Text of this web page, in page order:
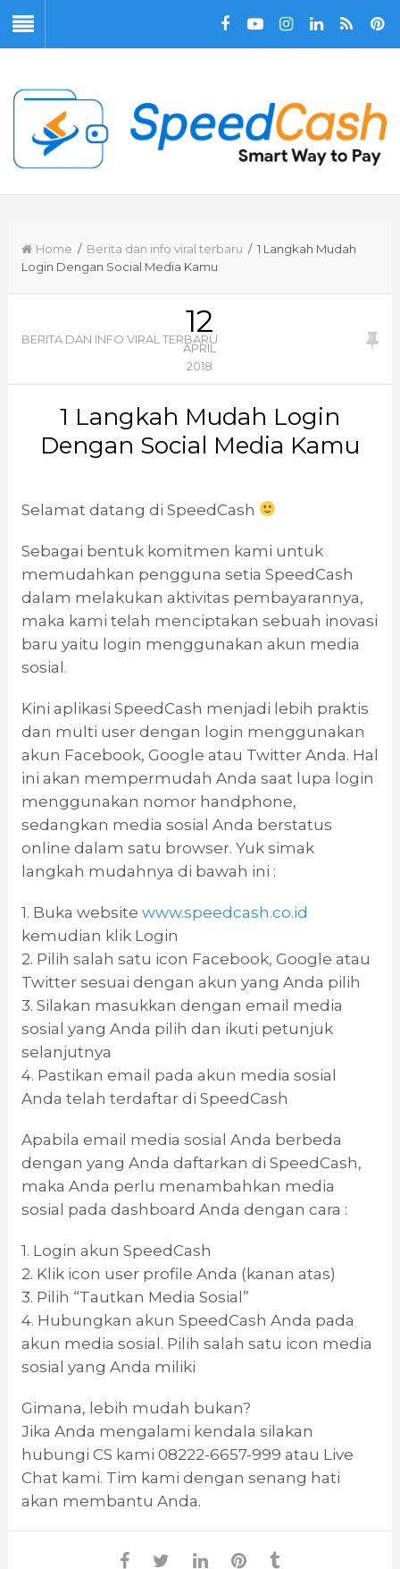
Home / Berita dan info viral terbaru / 1 Langkah Mudah
Login Dengan Social Media Kamu
12
APRIL
2018
BERITA DAN INFO VIRAL TERBARU
1 Langkah Mudah Login
Dengan Social Media Kamu
Selamat datang di SpeedCash
Sebagai bentuk komitmen kami untuk
memudahkan pengguna setia SpeedCash
dalam melakukan aktivitas pembayarannya,
maka kami telah menciptakan sebuah inovasi
baru yaitu login menggunakan akun media
sosial.
Kini aplikasi SpeedCash menjadi lebih praktis
dan multi user dengan login menggunakan
akun Facebook, Google atau Twitter Anda. Hal
ini akan mempermudah Anda saat lupa login
menggunakan nomor handphone,
sedangkan media sosial Anda berstatus
online dalam satu browser. Yuk simak
langkah mudahnya di bawah ini :
1. Buka website www.speedcash.co.id
kemudian klik Login
2. Pilih salah satu icon Facebook, Google atau
Twitter sesuai dengan akun yang Anda pilih
3. Silakan masukkan dengan email media
sosial yang Anda pilih dan ikuti petunjuk
selanjutnya
4. Pastikan email pada akun media sosial
Anda telah terdaftar di SpeedCash
Apabila email media sosial Anda berbeda
dengan yang Anda daftarkan di SpeedCash,
maka Anda perlu menambahkan media
sosial pada dashboard Anda dengan cara :
1. Login akun SpeedCash
2. Klik icon user profile Anda (kanan atas)
3. Pilih “Tautkan Media Sosial”
4. Hubungkan akun SpeedCash Anda pada
akun media sosial. Pilih salah satu icon media
sosial yang Anda miliki
Gimana, lebih mudah bukan?
Jika Anda mengalami kendala silakan
hubungi CS kami 08222-6657-999 atau Live
Chat kami. Tim kami dengan senang hati
akan membantu Anda.